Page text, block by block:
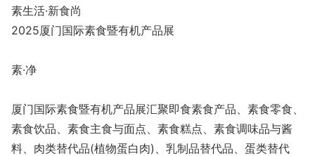
素生活·新食尚
2025厦门国际素食暨有机产品展
素·净
厦门国际素食暨有机产品展汇聚即食素食产品、素食零食、
素食饮品、素食主食与面点、素食糕点、素食调味品与酱
料、肉类替代品(植物蛋白肉)、乳制品替代品、蛋类替代